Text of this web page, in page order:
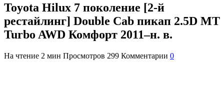
Toyota Hilux 7 поколение [2-й
рестайлинг] Double Cab пикап 2.5D MT
Turbo AWD Комфорт 2011–н. в.
На чтение 2 мин Просмотров 299 Комментарии 0